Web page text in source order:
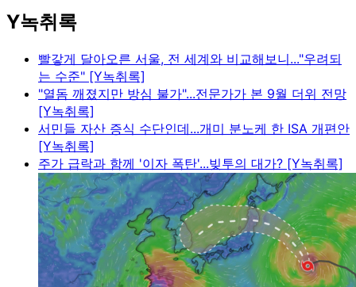
Y녹취록
빨갛게 달아오른 서울, 전 세계와 비교해보니..."우려되
는 수준" [Y녹취록]
"열돔 깨졌지만 방심 불가"...전문가가 본 9월 더위 전망
[Y녹취록]
서민들 자산 증식 수단인데...개미 분노케 한 ISA 개편안
[Y녹취록]
주가 급락과 함께 '이자 폭탄'...빚투의 대가? [Y녹취록]